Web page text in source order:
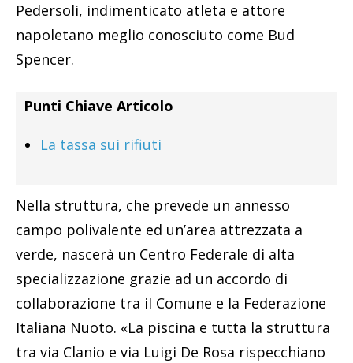
Pedersoli, indimenticato atleta e attore
napoletano meglio conosciuto come Bud
Spencer.
Punti Chiave Articolo
La tassa sui rifiuti
Nella struttura, che prevede un annesso
campo polivalente ed un’area attrezzata a
verde, nascerà un Centro Federale di alta
specializzazione grazie ad un accordo di
collaborazione tra il Comune e la Federazione
Italiana Nuoto. «La piscina e tutta la struttura
tra via Clanio e via Luigi De Rosa rispecchiano